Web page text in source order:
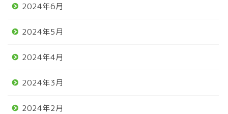
2024年6月
2024年5月
2024年4月
2024年3月
2024年2月